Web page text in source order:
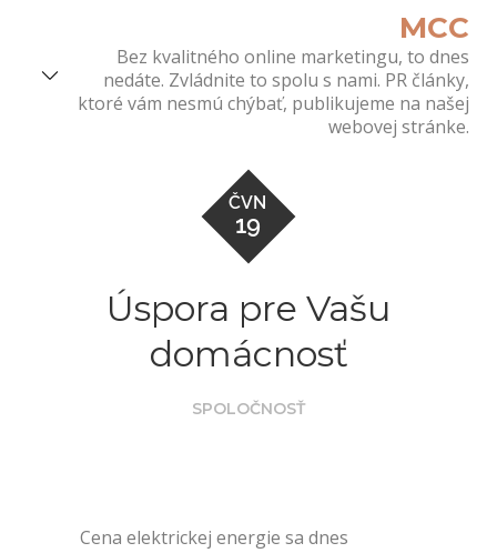
content
MCC
Bez kvalitného online marketingu, to dnes
nedáte. Zvládnite to spolu s nami. PR články,
ktoré vám nesmú chýbať, publikujeme na našej
webovej stránke.
ČVN
19
Úspora pre Vašu
domácnosť
SPOLOČNOSŤ
Cena elektrickej energie sa dnes